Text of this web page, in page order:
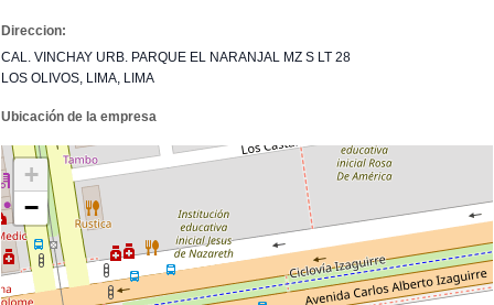
Direccion:
CAL. VINCHAY URB. PARQUE EL NARANJAL MZ S LT 28
LOS OLIVOS, LIMA, LIMA
Ubicación de la empresa
+
−